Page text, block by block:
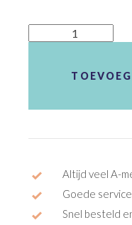
EuroFender
Achter
Altijd veel A-
Goede
Snel besteld